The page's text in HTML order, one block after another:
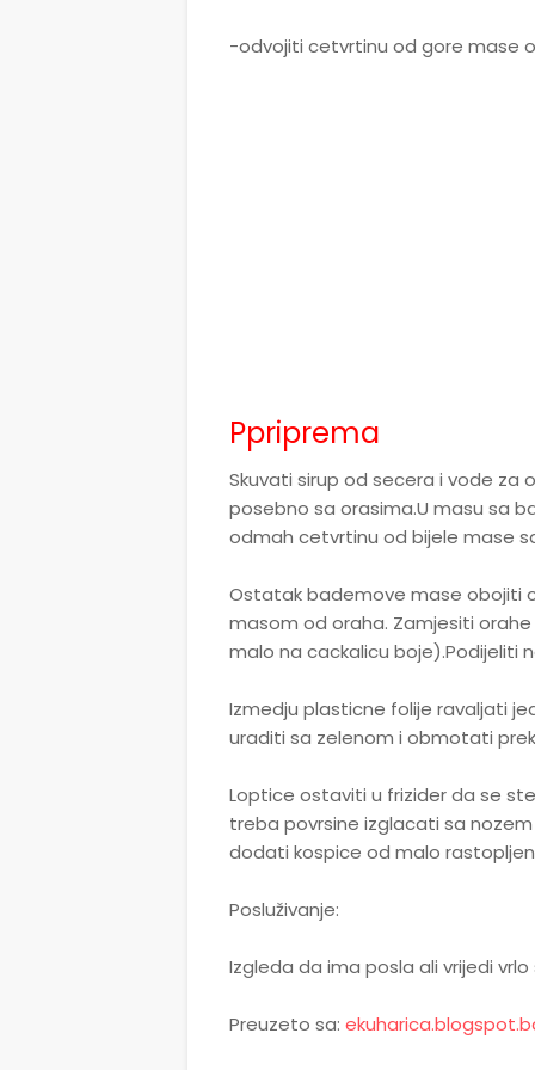
-odvojiti cetvrtinu od gore mase
Ppriprema
Skuvati sirup od secera i vode za
posebno sa orasima.U masu sa
odmah cetvrtinu od bijele mase
Ostatak bademove mase obojiti
masom od oraha. Zamjesiti
malo na cackalicu boje).Podijeliti
Izmedju plasticne folije ravaljati
uraditi sa zelenom i obmotati
Loptice ostaviti u frizider da se
treba povrsine izglacati sa
dodati kospice od malo
Posluživanje:
Izgleda da ima posla ali vrijedi
Preuzeto sa: